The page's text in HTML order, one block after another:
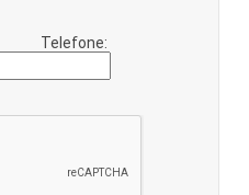
Telefone: